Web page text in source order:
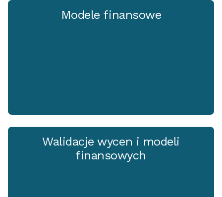
Modele finansowe
Walidacje wycen i modeli
finansowych